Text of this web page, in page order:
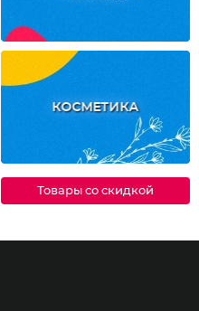
КОСМЕТИКА
Товары со скидкой